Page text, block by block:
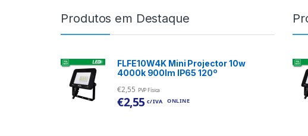
Produtos em Destaque
FLFE10W4K Mini Projector 10w
4000k 900lm IP65 120º
€2,55 PVP Física
€2,55 c/ IVA ONLINE